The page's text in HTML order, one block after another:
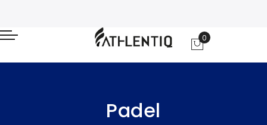
Carrello
0
Padel